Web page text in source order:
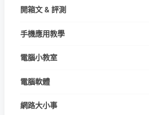
開箱文 & 評測
手機應用教學
電腦小教室
電腦軟體
網路大小事